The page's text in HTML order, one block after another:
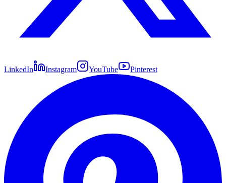
LinkedIn Instagram YouTube Pinterest